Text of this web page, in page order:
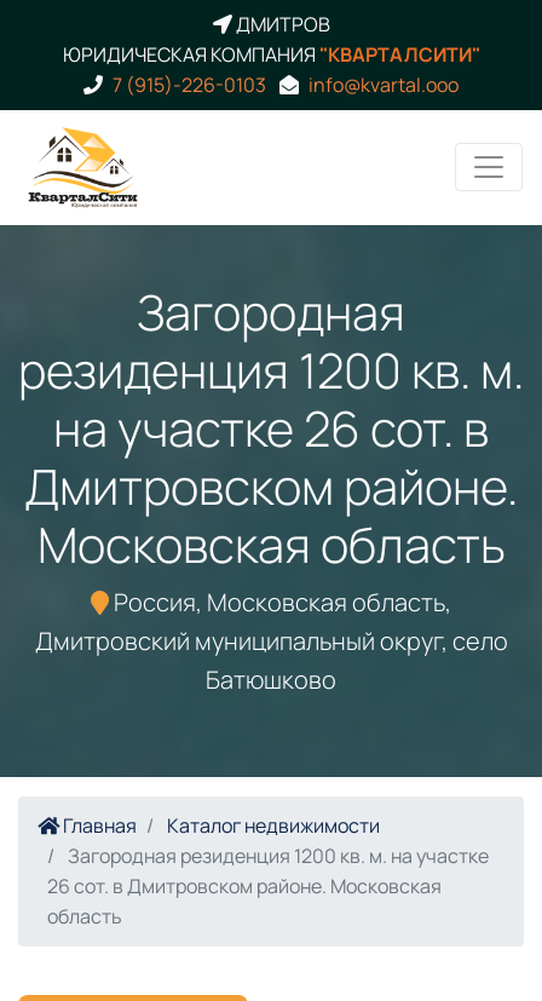
ДМИТРОВ
ЮРИДИЧЕСКАЯ КОМПАНИЯ "КВАРТАЛСИТИ"
7 (915)-226-0103
info@kvartal.ooo
Загородная
резиденция 1200 кв. м.
на участке 26 сот. в
Дмитровском районе.
Московская область
Россия, Московская область,
Дмитровский муниципальный округ, село
Батюшково
Главная
Каталог недвижимости
Загородная резиденция 1200 кв. м. на участке
26 сот. в Дмитровском районе. Московская
область